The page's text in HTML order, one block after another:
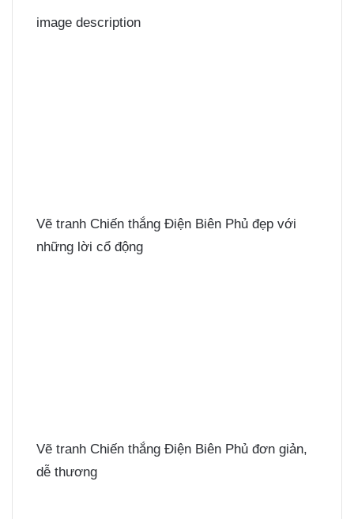
image description
Vẽ tranh Chiến thắng Điện Biên Phủ đẹp với
những lời cổ động
Vẽ tranh Chiến thắng Điện Biên Phủ đơn giản,
dễ thương